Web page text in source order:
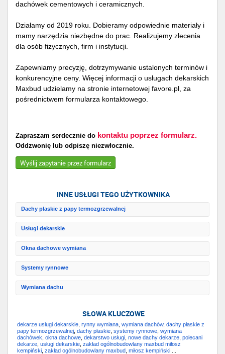
dachówek cementowych i ceramicznych.
Działamy od 2019 roku. Dobieramy odpowiednie materiały i
mamy narzędzia niezbędne do prac. Realizujemy zlecenia
dla osób fizycznych, firm i instytucji.
Zapewniamy precyzję, dotrzymywanie ustalonych terminów i
konkurencyjne ceny. Więcej informacji o usługach dekarskich
Maxbud udzielamy na stronie internetowej favore.pl, za
pośrednictwem formularza kontaktowego.
Zapraszam serdecznie do kontaktu poprzez formularz.
Oddzwonię lub odpiszę niezwłocznie.
Wyślij zapytanie przez formularz
INNE USŁUGI TEGO UŻYTKOWNIKA
Dachy płaskie z papy termozgrzewalnej
Usługi dekarskie
Okna dachowe wymiana
Systemy rynnowe
Wymiana dachu
SŁOWA KLUCZOWE
dekarze usługi dekarskie rynny wymiana wymiana dachów, dachy płaskie z
papy termozgrzewalnej dachy płaskie systemy rynnowe wymiana
dachówek okna dachowe dekarstwo usługi nowe dachy dekarze polecani
dekarze usługi dekarskie zakład ogólnobudowlany maxbud miłosz
kempiński zakład ogólnobudowlany maxbud miłosz kempiński